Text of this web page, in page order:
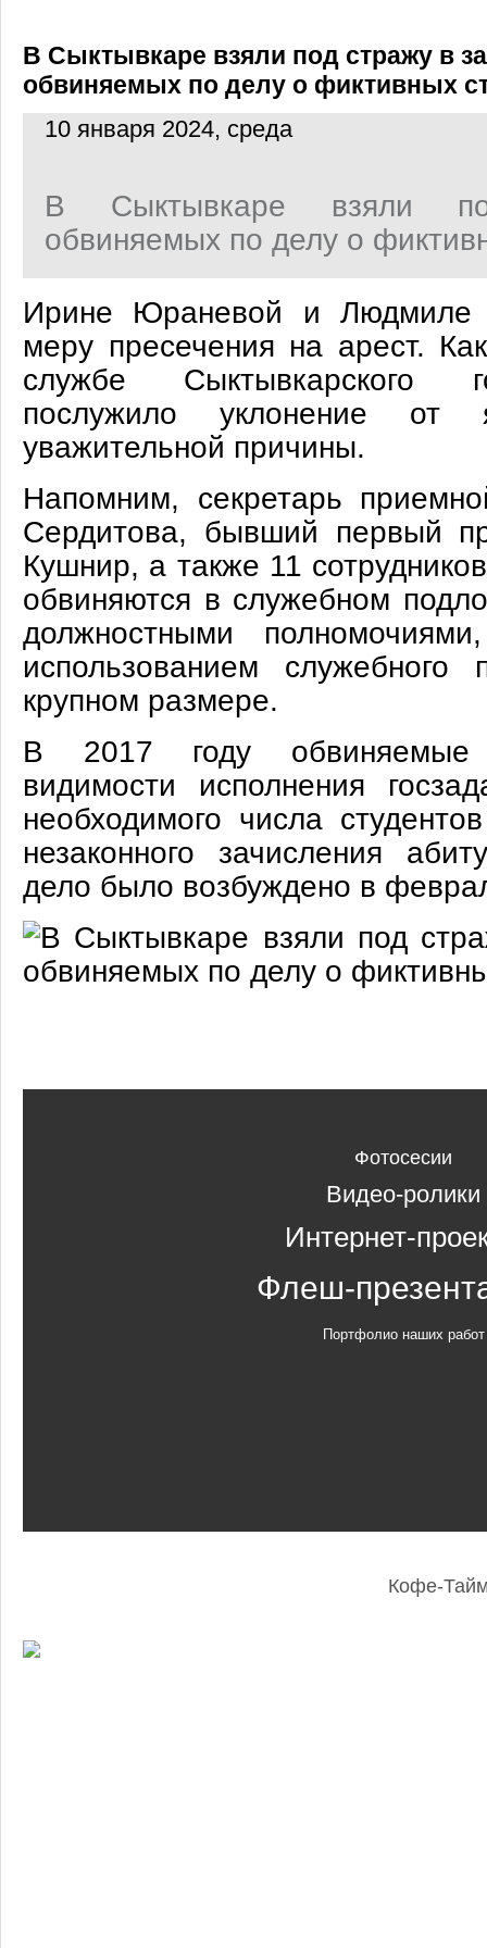
В Сыктывкаре взяли под стражу в
обвиняемых по делу о фиктивных
10 января 2024, среда
В Сыктывкаре взяли
обвиняемых по делу о
Ирине Юраневой и Людмиле
меру пресечения на арест.
службе Сыктывкарского
послужило уклонение
уважительной причины.
Напомним, секретарь
Сердитова, бывший первый
Кушнир, а также 11
обвиняются в служебном
должностными
использованием
крупном размере.
В 2017 году обвиняемые
видимости исполнения
необходимого числа
незаконного зачисления
дело было возбуждено в
Фотосесии
Видео-ролики
Интернет-
Флеш-
Портфолио наших работ
Кофе-